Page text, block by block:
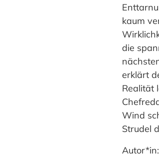
kaum
die
erklärt
Realität
Wind
Strudel